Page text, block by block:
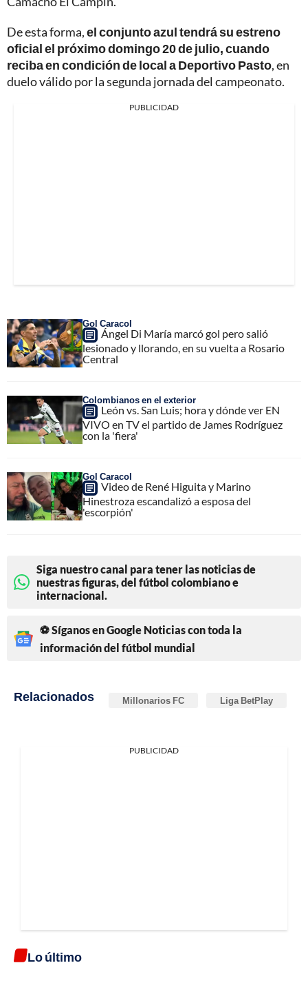
De esta forma,el conjunto azul tendrá su estreno
oficial el próximo domingo 20 de julio, cuando
reciba en condición de local a Deportivo Pasto, en
duelo válido por la segunda jornada del campeonato.
PUBLICIDAD
Gol Caracol
Ángel Di María marcó gol pero salió
lesionado y llorando, en su vuelta a Rosario
Central
Colombianos en el exterior
León vs. San Luis; hora y dónde ver EN
VIVO en TV el partido de James Rodríguez
con la 'fiera'
Gol Caracol
Video de René Higuita y Marino
Hinestroza escandalizó a esposa del
'escorpión'
Siga nuestro canal para tener las noticias de
nuestras figuras, del fútbol colombiano e
internacional.
⚽ Síganos en Google Noticias con toda la
información del fútbol mundial
Relacionados Millonarios FC Liga BetPlay
PUBLICIDAD
Lo último